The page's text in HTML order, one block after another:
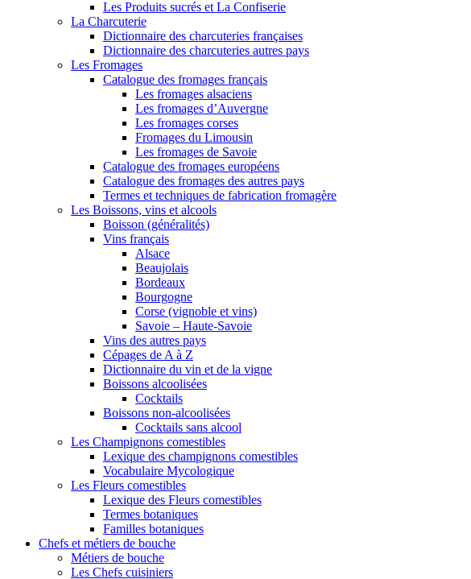
Les Produits sucrés et La Confiserie
La Charcuterie
Dictionnaire des charcuteries françaises
Dictionnaire des charcuteries autres pays
Les Fromages
Catalogue des fromages français
Les fromages alsaciens
Les fromages d’Auvergne
Les fromages corses
Fromages du Limousin
Les fromages de Savoie
Catalogue des fromages européens
Catalogue des fromages des autres pays
Termes et techniques de fabrication fromagère
Les Boissons, vins et alcools
Boisson (généralités)
Vins français
Alsace
Beaujolais
Bordeaux
Bourgogne
Corse (vignoble et vins)
Savoie – Haute-Savoie
Vins des autres pays
Cépages de A à Z
Dictionnaire du vin et de la vigne
Boissons alcoolisées
Cocktails
Boissons non-alcoolisées
Cocktails sans alcool
Les Champignons comestibles
Lexique des champignons comestibles
Vocabulaire Mycologique
Les Fleurs comestibles
Lexique des Fleurs comestibles
Termes botaniques
Familles botaniques
Chefs et métiers de bouche
Métiers de bouche
Les Chefs cuisiniers